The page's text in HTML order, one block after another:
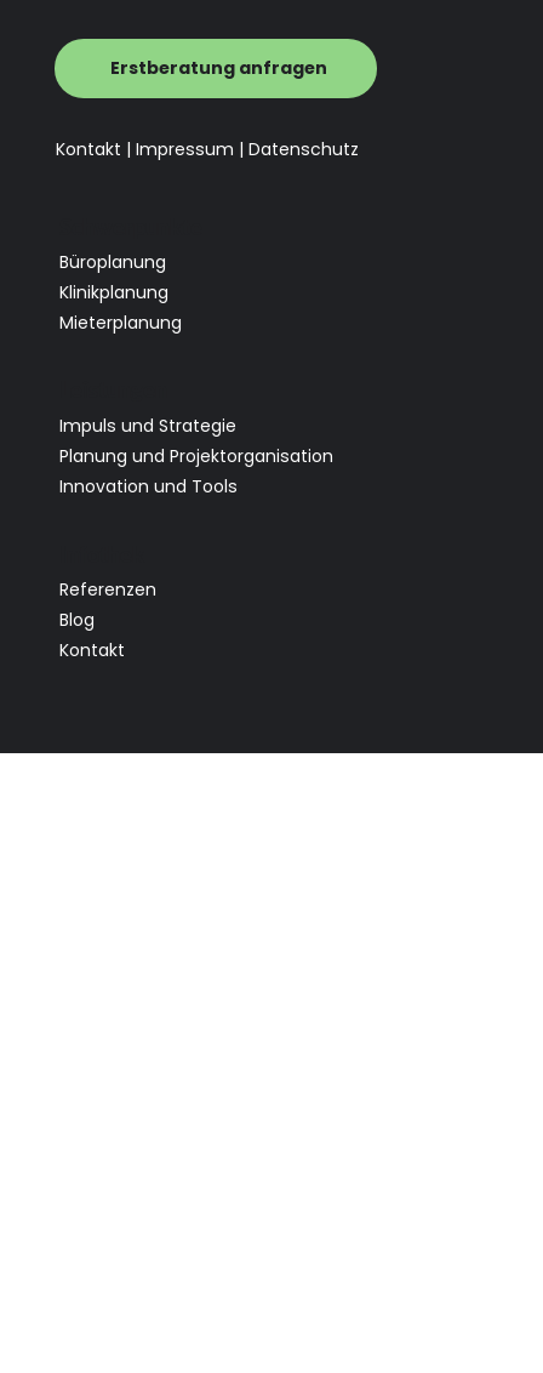
Erstberatung anfragen
Kontakt | Impressum | Datenschutz
Büroplanung
Klinikplanung
Mieterplanung
Impuls und Strategie
Planung und Projektorganisation
Innovation und Tools
Referenzen
Blog
Kontakt